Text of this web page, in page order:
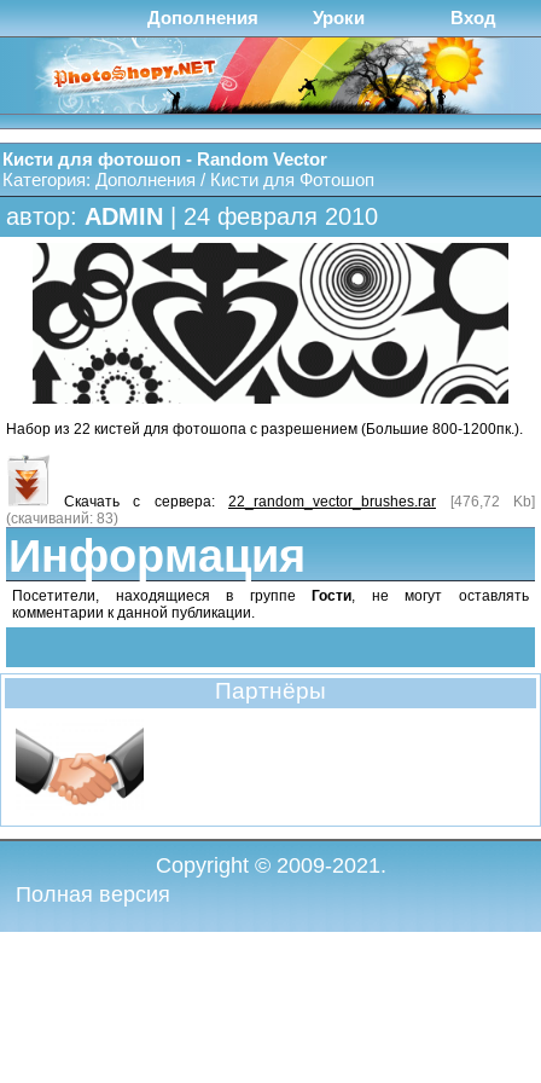
Дополнения Уроки Вход
Кисти для фотошоп - Random Vector
Категория: Дополнения / Кисти для Фотошоп
автор: ADMIN | 24 февраля 2010
Набор из 22 кистей для фотошопа с разрешением (Большие 800-1200пк.).
Скачать с сервера: 22_random_vector_brushes.rar [476,72 Kb]
(cкачиваний: 83)
Информация
Посетители, находящиеся в группе Гости, не могут оставлять
комментарии к данной публикации.
Партнёры
Copyright © 2009-2021.
Полная версия